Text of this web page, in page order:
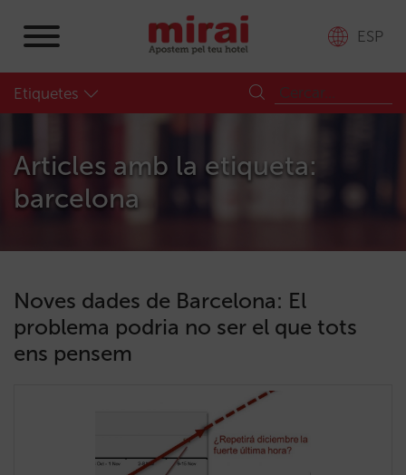
ESP
Etiquetes
Articles amb la etiqueta:
barcelona
Noves dades de Barcelona: El
problema podria no ser el que tots
ens pensem